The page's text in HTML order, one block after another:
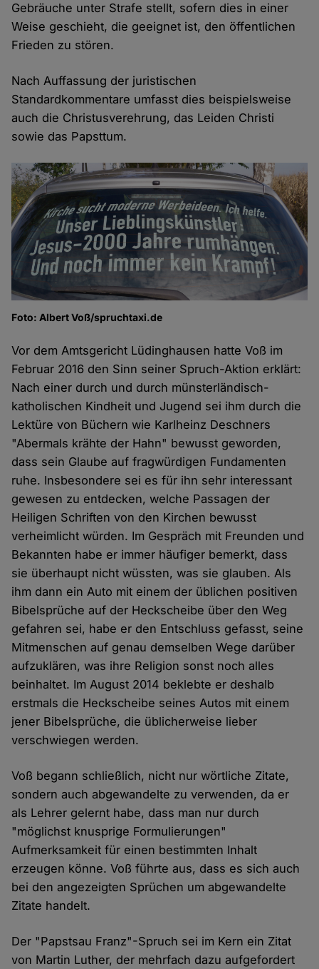
Gebräuche unter Strafe stellt, sofern dies in einer
Weise geschieht, die geeignet ist, den öffentlichen
Frieden zu stören.
Nach Auffassung der juristischen
Standardkommentare umfasst dies beispielsweise
auch die Christusverehrung, das Leiden Christi
sowie das Papsttum.
Foto: Albert Voß/spruchtaxi.de
Vor dem Amtsgericht Lüdinghausen hatte Voß im
Februar 2016 den Sinn seiner Spruch-Aktion erklärt:
Nach einer durch und durch münsterländisch-
katholischen Kindheit und Jugend sei ihm durch die
Lektüre von Büchern wie Karlheinz Deschners
"Abermals krähte der Hahn" bewusst geworden,
dass sein Glaube auf fragwürdigen Fundamenten
ruhe. Insbesondere sei es für ihn sehr interessant
gewesen zu entdecken, welche Passagen der
Heiligen Schriften von den Kirchen bewusst
verheimlicht würden. Im Gespräch mit Freunden und
Bekannten habe er immer häufiger bemerkt, dass
sie überhaupt nicht wüssten, was sie glauben. Als
ihm dann ein Auto mit einem der üblichen positiven
Bibelsprüche auf der Heckscheibe über den Weg
gefahren sei, habe er den Entschluss gefasst, seine
Mitmenschen auf genau demselben Wege darüber
aufzuklären, was ihre Religion sonst noch alles
beinhaltet. Im August 2014 beklebte er deshalb
erstmals die Heckscheibe seines Autos mit einem
jener Bibelsprüche, die üblicherweise lieber
verschwiegen werden.
Voß begann schließlich, nicht nur wörtliche Zitate,
sondern auch abgewandelte zu verwenden, da er
als Lehrer gelernt habe, dass man nur durch
"möglichst knusprige Formulierungen"
Aufmerksamkeit für einen bestimmten Inhalt
erzeugen könne. Voß führte aus, dass es sich auch
bei den angezeigten Sprüchen um abgewandelte
Zitate handelt.
Der "Papstsau Franz"-Spruch sei im Kern ein Zitat
von Martin Luther, der mehrfach dazu aufgefordert